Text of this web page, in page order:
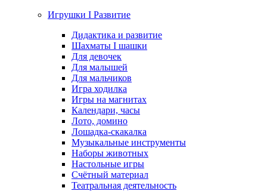
Игрушки I Развитие
Дидактика и развитие
Шахматы I шашки
Для девочек
Для малышей
Для мальчиков
Игра ходилка
Игры на магнитах
Календари, часы
Лото, домино
Лошадка-скакалка
Музыкальные инструменты
Наборы животных
Настольные игры
Счётный материал
Театральная деятельность